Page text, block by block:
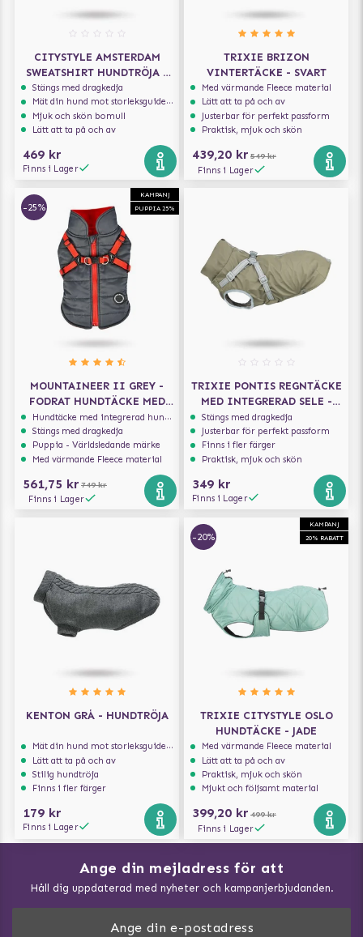
CITYSTYLE AMSTERDAM
SWEATSHIRT HUNDTRÖJA -
GRÖN
Stängs med dragkedja
Mät din hund mot storleksguiden för att få rätt storlek
Mjuk och skön bomull
Lätt att ta på och av
469 kr
Finns i Lager
TRIXIE BRIZON
VINTERTÄCKE - SVART
Med värmande Fleece material
Lätt att ta på och av
Justerbar för perfekt passform
Praktisk, mjuk och skön
439,20 kr 549 kr
Finns i Lager
KAMPANJ
PUPPIA 25%
-25%
MOUNTAINEER II GREY -
FODRAT HUNDTÄCKE MED
INTEGRERAD SELE
Hundtäcke med integrerad hundsele
Stängs med dragkedja
Puppia - Världsledande märke
Med värmande Fleece material
561,75 kr 749 kr
Finns i Lager
TRIXIE PONTIS REGNTÄCKE
MED INTEGRERAD SELE -
OLIVGRÖN
Stängs med dragkedja
Justerbar för perfekt passform
Finns i fler färger
Praktisk, mjuk och skön
349 kr
Finns i Lager
KENTON GRÅ - HUNDTRÖJA
Mät din hund mot storleksguiden för att få rätt storlek
Lätt att ta på och av
Stilig hundtröja
Finns i fler färger
179 kr
Finns i Lager
KAMPANJ
20% RABATT
-20%
TRIXIE CITYSTYLE OSLO
HUNDTÄCKE - JADE
Med värmande Fleece material
Lätt att ta på och av
Praktisk, mjuk och skön
Mjukt och följsamt material
399,20 kr 499 kr
Finns i Lager
Ange din mejladress för att
Håll dig uppdaterad med nyheter och kampanjerbjudanden.
Vad kan hundar äta?